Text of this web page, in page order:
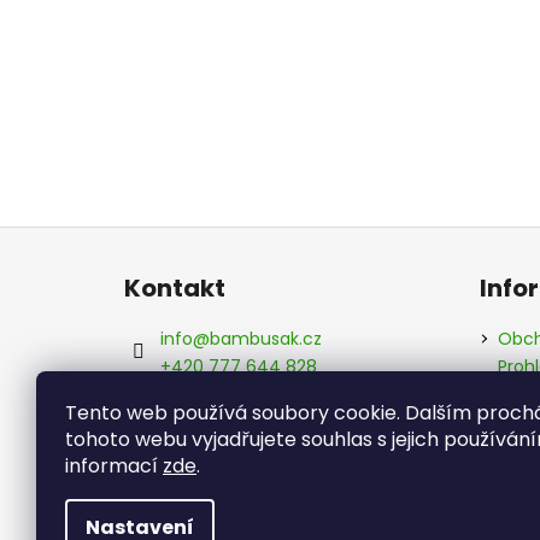
Tento web používá soubory cookie. Dalším
tohoto webu vyjadřujete souhlas s jejich
informací zde.
Nastavení
Z
Kontakt
info@bambusak.cz
+420 777 644 828
bambusak_cz